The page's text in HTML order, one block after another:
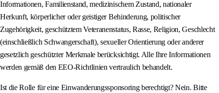
Informationen, Familienstand, medizinischem Zustand, nationaler
Herkunft, körperlicher oder geistiger Behinderung, politischer
Zugehörigkeit, geschütztem Veteranenstatus, Rasse, Religion, Geschlecht
(einschließlich Schwangerschaft), sexueller Orientierung oder anderer
gesetzlich geschützter Merkmale berücksichtigt. Alle Ihre Informationen
werden gemäß den EEO-Richtlinien vertraulich behandelt.
Ist die Rolle für eine Einwanderungssponsoring berechtigt? Nein. Bitte